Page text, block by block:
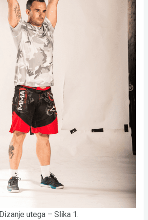
Dizanje utega – Slika 1.